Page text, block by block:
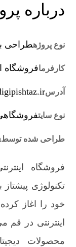
درباره
نوع پروژهطراحی
کارفرمافروشگاه
آدرس
نوع سایت
طراحی شده توسط
فروشگاه
تکنولوژی
خود را اغاز
اینترنتی در
محصولات